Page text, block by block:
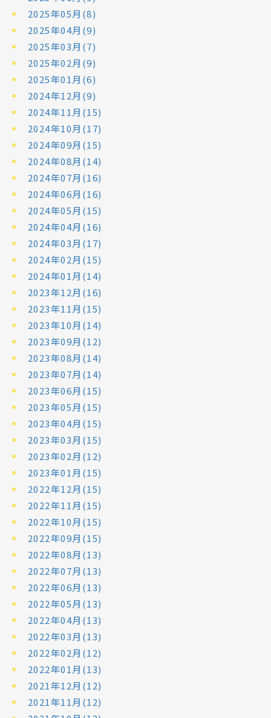
2025年05月(8)
2025年04月(9)
2025年03月(7)
2025年02月(9)
2025年01月(6)
2024年12月(9)
2024年11月(15)
2024年10月(17)
2024年09月(15)
2024年08月(14)
2024年07月(16)
2024年06月(16)
2024年05月(15)
2024年04月(16)
2024年03月(17)
2024年02月(15)
2024年01月(14)
2023年12月(16)
2023年11月(15)
2023年10月(14)
2023年09月(12)
2023年08月(14)
2023年07月(14)
2023年06月(15)
2023年05月(15)
2023年04月(15)
2023年03月(15)
2023年02月(12)
2023年01月(15)
2022年12月(15)
2022年11月(15)
2022年10月(15)
2022年09月(15)
2022年08月(13)
2022年07月(13)
2022年06月(13)
2022年05月(13)
2022年04月(13)
2022年03月(13)
2022年02月(12)
2022年01月(13)
2021年12月(12)
2021年11月(12)